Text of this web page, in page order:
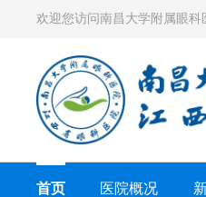
欢迎您访问南昌大学附属眼科
首页 医院概况